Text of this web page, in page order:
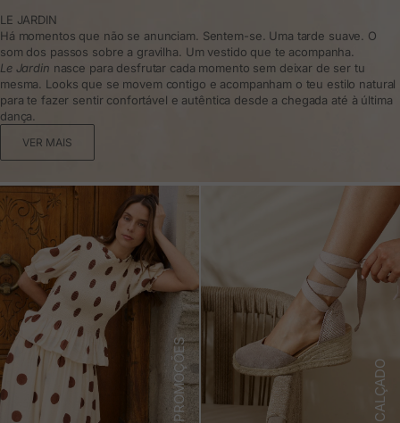
LE JARDIN
Há momentos que não se anunciam. Sentem-se. Uma tarde suave. O
som dos passos sobre a gravilha. Um vestido que te acompanha.
Le Jardin nasce para desfrutar cada momento sem deixar de ser tu
mesma. Looks que se movem contigo e acompanham o teu estilo natural
para te fazer sentir confortável e autêntica desde a chegada até à última
dança.
VER MAIS
PROMOÇÕES CALÇADO